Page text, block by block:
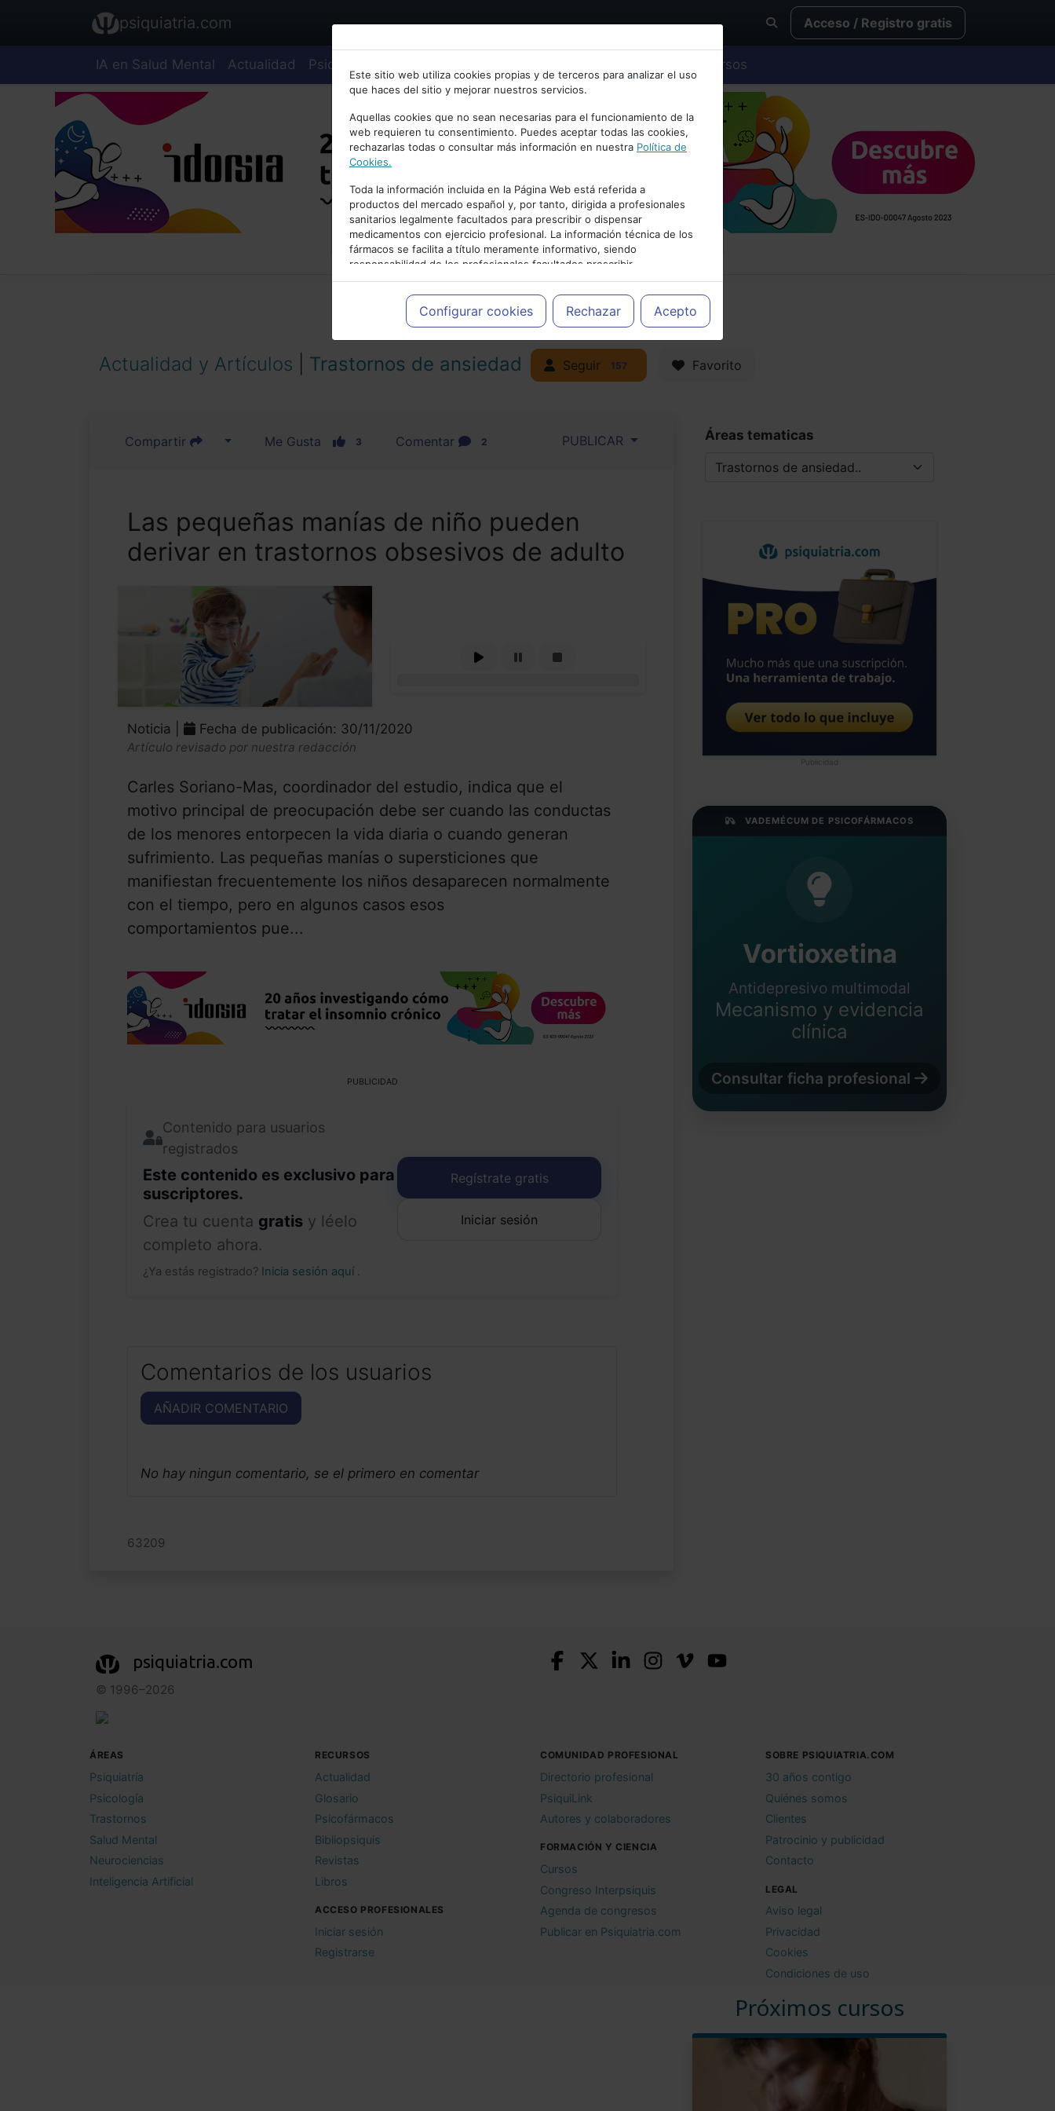
Bienvenid@ a psiquiatria.com
Escribe tu Email
Accede o regístrate con tu email.
Cancelar
psiquiatria.com Acceso / Registro gratis
IA en Salud Mental Actualidad Psiquiatría Cursos
Este sitio web utiliza cookies propias y de terceros para analizar el uso
que haces del sitio y mejorar nuestros servicios.
Aquellas cookies que no sean necesarias para el funcionamiento de la
web requieren tu consentimiento. Puedes aceptar todas las cookies,
rechazarlas todas o consultar más información en nuestra Política de
Cookies.
Toda la información incluida en la Página Web está referida a
productos del mercado español y, por tanto, dirigida a profesionales
sanitarios legalmente facultados para prescribir o dispensar
medicamentos con ejercicio profesional. La información técnica de los
fármacos se facilita a título meramente informativo, siendo
responsabilidad de los profesionales facultados prescribir
medicamentos y decidir, en cada caso concreto, el tratamiento más
adecuado a las necesidades del paciente.
Configurar cookies Rechazar Acepto
PUBLICIDAD
Actualidad y Artículos Trastornos de ansiedad Seguir 157 Favorito
Compartir Me Gusta 3 Comentar 2 PUBLICAR
Las pequeñas manías de niño pueden
derivar en trastornos obsesivos de adulto
Noticia | Fecha de publicación: 30/11/2020
Artículo revisado por nuestra redacción
Carles Soriano-Mas, coordinador del estudio, indica que el
motivo principal de preocupación debe ser cuando las conductas
de los menores entorpecen la vida diaria o cuando generan
sufrimiento. Las pequeñas manías o supersticiones que
manifiestan frecuentemente los niños desaparecen normalmente
con el tiempo, pero en algunos casos esos
comportamientos pue...
PUBLICIDAD
Contenido para usuarios
registrados
Este contenido es exclusivo para
suscriptores.
Crea tu cuenta gratis y léelo
completo ahora.
¿Ya estás registrado? Inicia sesión aquí .
Regístrate gratis
Iniciar sesión
Comentarios de los usuarios
AÑADIR COMENTARIO
No hay ningun comentario, se el primero en comentar
63209
Áreas tematicas
Publicidad
VADEMÉCUM DE PSICOFÁRMACOS
Vortioxetina
Antidepresivo multimodal
Mecanismo y evidencia
clínica
Consultar ficha profesional
Próximos cursos
psiquiatria.com
© 1996–2026
ÁREAS
Psiquiatría
Psicología
Trastornos
Salud Mental
Neurociencias
Inteligencia Artificial
RECURSOS
Actualidad
Glosario
Psicofármacos
Bibliopsiquis
Revistas
Libros
ACCESO PROFESIONALES
Iniciar sesión
Registrarse
COMUNIDAD PROFESIONAL
Directorio profesional
PsiquiLink
Autores y colaboradores
FORMACIÓN Y CIENCIA
Cursos
Congreso Interpsiquis
Agenda de congresos
Publicar en Psiquiatria.com
SOBRE PSIQUIATRIA.COM
30 años contigo
Quiénes somos
Clientes
Patrocinio y publicidad
Contacto
LEGAL
Aviso legal
Privacidad
Cookies
Condiciones de uso